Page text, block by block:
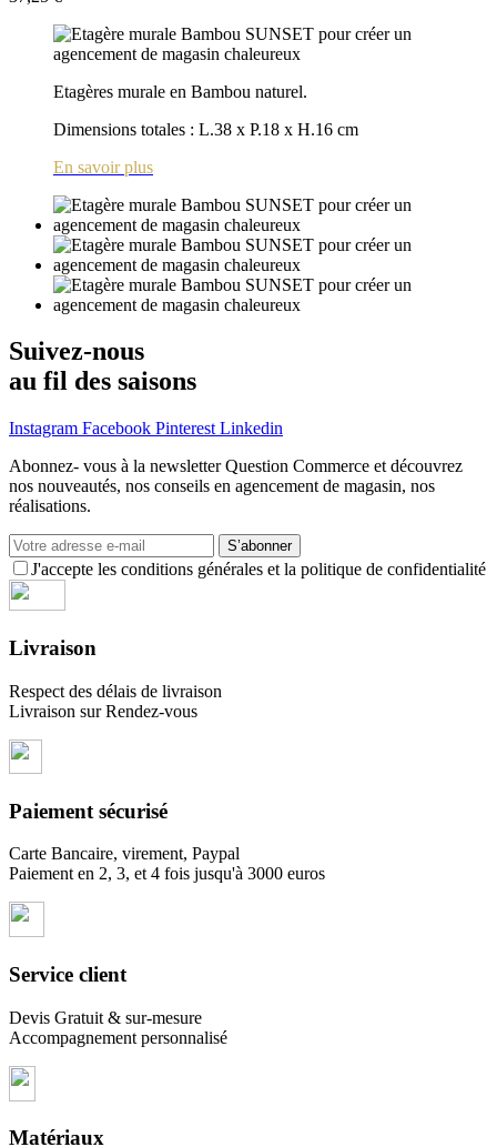
Etagères murale en Bambou naturel.
Dimensions totales : L.38 x P.18 x H.16 cm
En savoir plus
Suivez-nous
au fil des saisons
Instagram Facebook Pinterest Linkedin
Abonnez- vous à la newsletter Question Commerce et découvrez
nos nouveautés, nos conseils en agencement de magasin, nos
réalisations.
S’abonner
J'accepte les conditions générales et la politique de confidentialité
Livraison
Respect des délais de livraison
Livraison sur Rendez-vous
Paiement sécurisé
Carte Bancaire, virement, Paypal
Paiement en 2, 3, et 4 fois jusqu'à 3000 euros
Service client
Devis Gratuit & sur-mesure
Accompagnement personnalisé
Matériaux